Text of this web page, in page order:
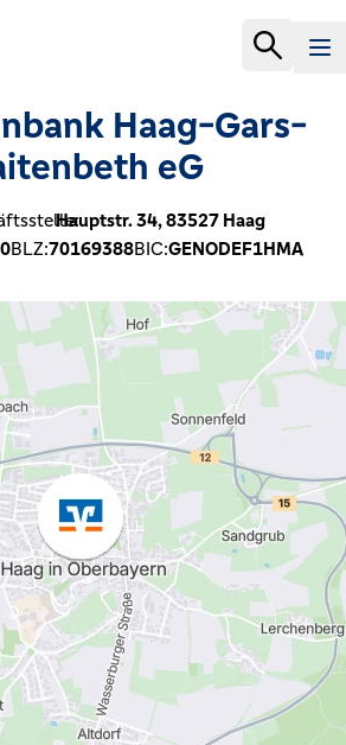
Haag-Gars-
eG
Hauptstr. 34,83527 Haag
BLZ:70169388BIC:GENODEF1HMA